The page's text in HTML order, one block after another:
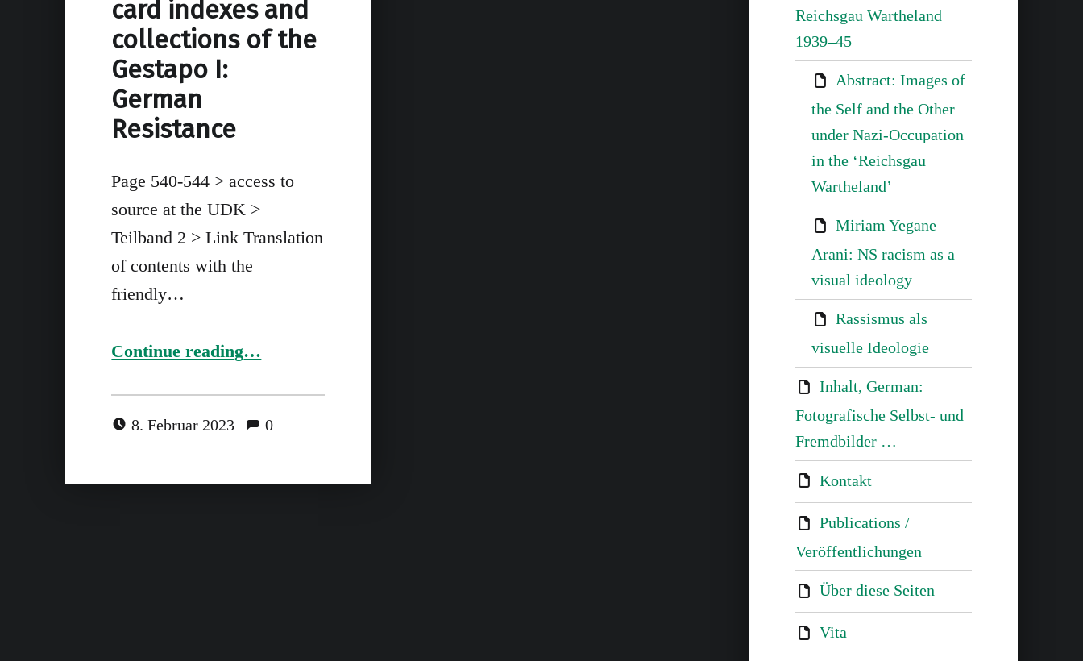
card indexes and
collections of the
Gestapo I:
German
Resistance
Page 540-544 > access to
source at the UDK >
Teilband 2 > Link Translation
of contents with the
friendly…
Continue reading“Page 540-544, Photographs in card indexes and collections of the Gestapo I: German Resistance”
…
8. Februar 2023 0
Reichsgau Wartheland
1939–45
Abstract: Images of
the Self and the Other
under Nazi-Occupation
in the ‘Reichsgau
Wartheland’
Miriam Yegane
Arani: NS racism as a
visual ideology
Rassismus als
visuelle Ideologie
Inhalt, German:
Fotografische Selbst- und
Fremdbilder …
Kontakt
Publications /
Veröffentlichungen
Über diese Seiten
Vita